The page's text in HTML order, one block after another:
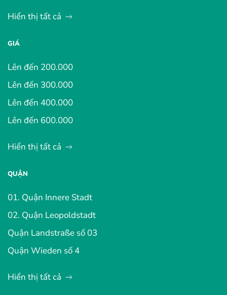
Hiển thị tất cả
GIÁ
Lên đến 200.000
Lên đến 300.000
Lên đến 400.000
Lên đến 600.000
Hiển thị tất cả
QUẬN
01. Quận Innere Stadt
02. Quận Leopoldstadt
Quận Landstraße số 03
Quận Wieden số 4
Hiển thị tất cả